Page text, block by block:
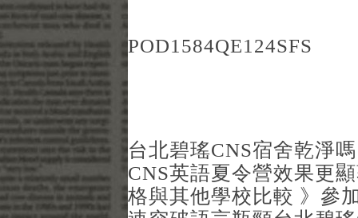
POD1584QE124SFS
台北碧瑤CNS宿舍乾淨
CNS英語夏令營效果更
格與其他學校比較 》參